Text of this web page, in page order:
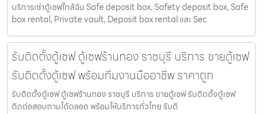
บริการเช่าตู้เซฟใกล้ฉัน Safe deposit box, Safety deposit box, Safe
box rental, Private vault, Deposit box rental และ Sec
รับติดตั้งตู้เซฟ ตู้เซฟร้านทอง ราชบุรี บริการ ขายตู้เซฟ
รับติดตั้งตู้เซฟ พร้อมทีมงานมืออาชีพ ราคาถูก
รับติดตั้งตู้เซฟ ตู้เซฟร้านทอง ราชบุรี บริการ ขายตู้เซฟ รับติดตั้งตู้เซฟ
ติดต่อสอบถามได้ตลอด พร้อมให้บริการทั่วไทย รับติ